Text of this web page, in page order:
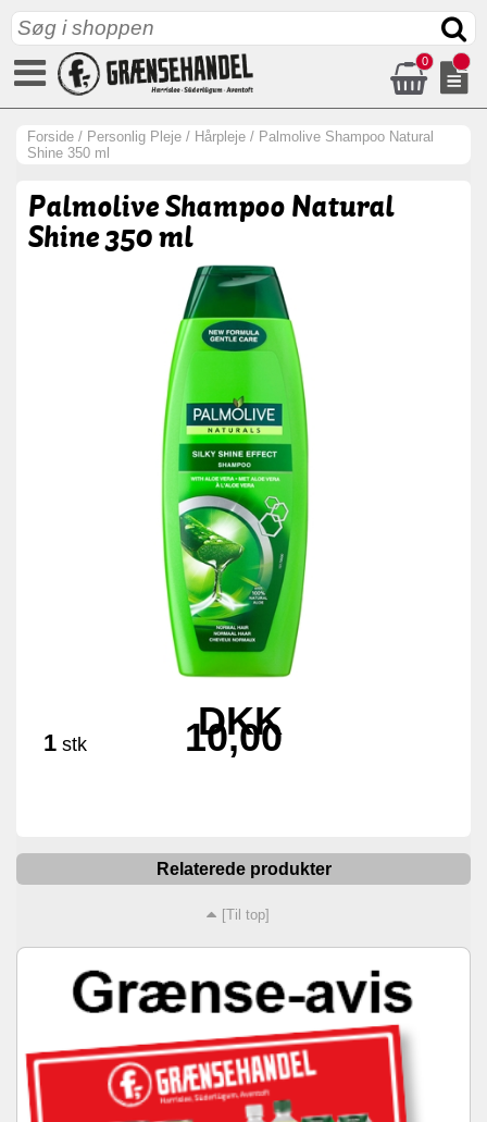
0
Forside / Personlig Pleje / Hårpleje / Palmolive Shampoo Natural
Shine 350 ml
Palmolive Shampoo Natural
Shine 350 ml
1 stk
DKK
10,00
Relaterede produkter
[Til top]